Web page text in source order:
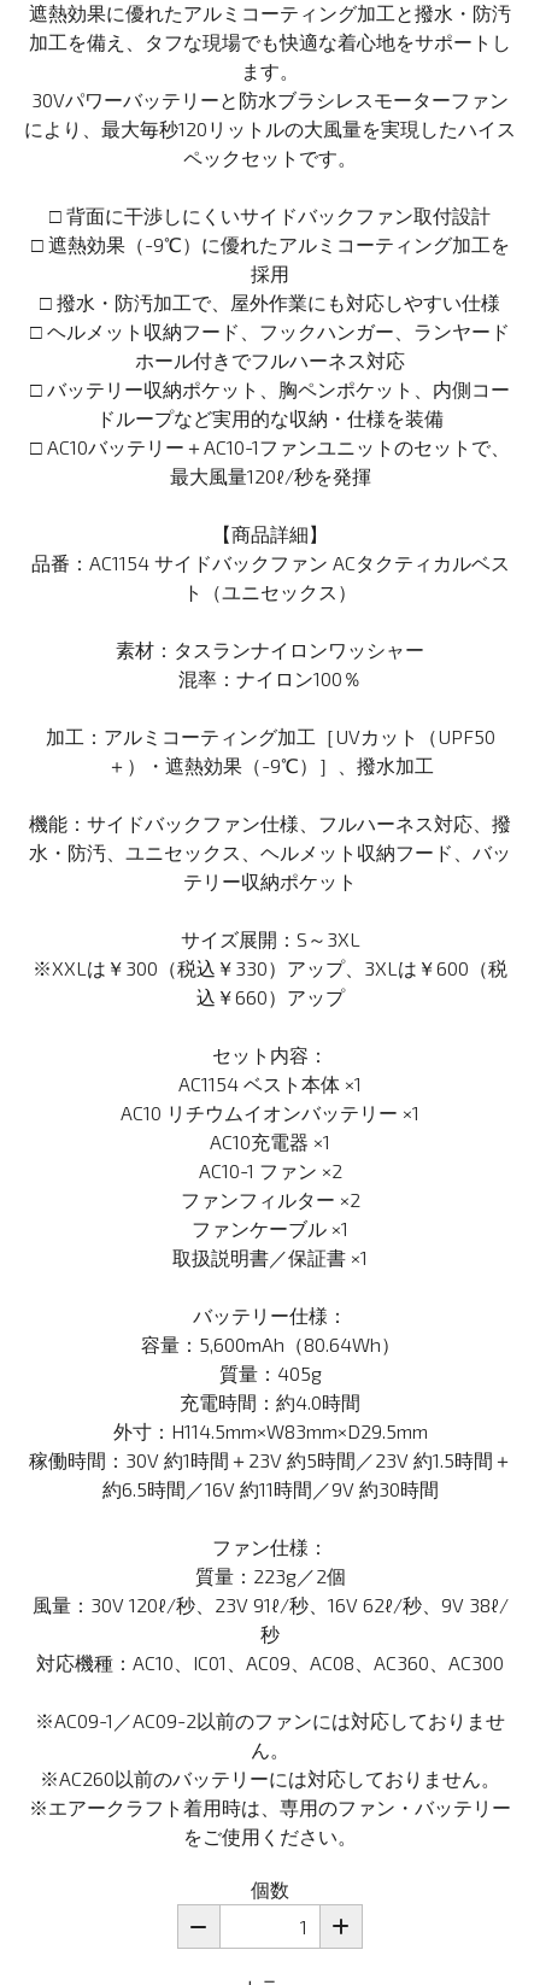
遮熱効果に優れたアルミコーティング加工と撥水・防汚
加工を備え、タフな現場でも快適な着心地をサポートし
ます。
30Vパワーバッテリーと防水ブラシレスモーターファン
により、最大毎秒120リットルの大風量を実現したハイス
ペックセットです。
□ 背面に干渉しにくいサイドバックファン取付設計
□ 遮熱効果（-9℃）に優れたアルミコーティング加工を
採用
□ 撥水・防汚加工で、屋外作業にも対応しやすい仕様
□ ヘルメット収納フード、フックハンガー、ランヤード
ホール付きでフルハーネス対応
□ バッテリー収納ポケット、胸ペンポケット、内側コー
ドループなど実用的な収納・仕様を装備
□ AC10バッテリー＋AC10-1ファンユニットのセットで、
最大風量120ℓ/秒を発揮
【商品詳細】
品番：AC1154 サイドバックファン ACタクティカルベス
ト（ユニセックス）
素材：タスランナイロンワッシャー
混率：ナイロン100％
加工：アルミコーティング加工［UVカット（UPF50
＋）・遮熱効果（-9℃）］、撥水加工
機能：サイドバックファン仕様、フルハーネス対応、撥
水・防汚、ユニセックス、ヘルメット収納フード、バッ
テリー収納ポケット
サイズ展開：S～3XL
※XXLは￥300（税込￥330）アップ、3XLは￥600（税
込￥660）アップ
セット内容：
AC1154 ベスト本体 ×1
AC10 リチウムイオンバッテリー ×1
AC10充電器 ×1
AC10-1 ファン ×2
ファンフィルター ×2
ファンケーブル ×1
取扱説明書／保証書 ×1
バッテリー仕様：
容量：5,600mAh（80.64Wh）
質量：405g
充電時間：約4.0時間
外寸：H114.5mm×W83mm×D29.5mm
稼働時間：30V 約1時間＋23V 約5時間／23V 約1.5時間＋
約6.5時間／16V 約11時間／9V 約30時間
ファン仕様：
質量：223g／2個
風量：30V 120ℓ/秒、23V 91ℓ/秒、16V 62ℓ/秒、9V 38ℓ/
秒
対応機種：AC10、IC01、AC09、AC08、AC360、AC300
※AC09-1／AC09-2以前のファンには対応しておりませ
ん。
※AC260以前のバッテリーには対応しておりません。
※エアークラフト着用時は、専用のファン・バッテリー
をご使用ください。
個数